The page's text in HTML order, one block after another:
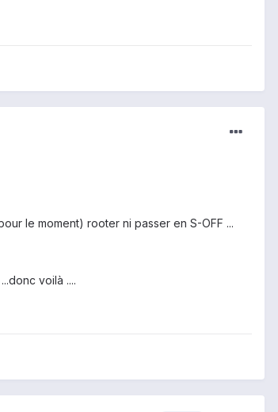
le moment) rooter ni passer en S-OFF ...
voilà ....